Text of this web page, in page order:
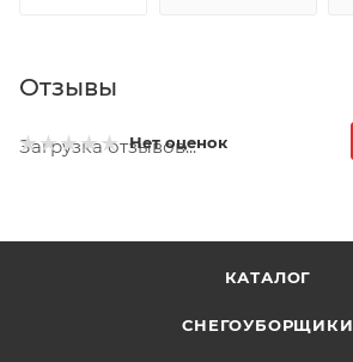
Отзывы
Нет оценок
Загрузка отзывов...
КАТАЛОГ
СНЕГОУБОРЩИКИ